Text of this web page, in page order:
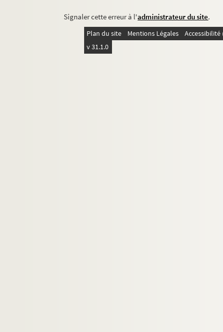
Signaler cette erreur à l'administrateur du site.
Plan du site Mentions Légales
v 31.1.0